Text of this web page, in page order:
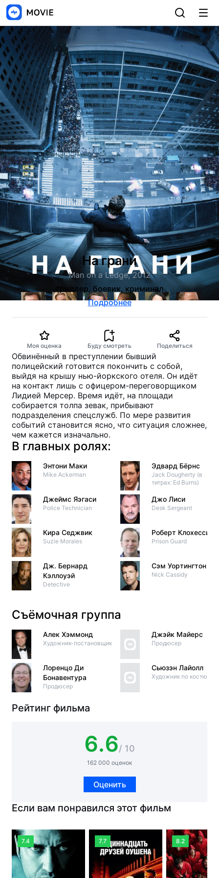
На грани
Man on a Ledge, 2012
триллер, боевик, криминал
Подробнее
Моя оценка Буду смотреть Поделиться
Обвинённый в преступлении бывший
полицейский готовится покончить с собой,
выйдя на крышу нью-йоркского отеля. Он идёт
на контакт лишь с офицером-переговорщиком
Лидией Мерсер. Время идёт, на площади
собирается толпа зевак, прибывают
подразделения спецслужб. По мере развития
событий становится ясно, что ситуация сложнее,
чем кажется изначально.
В главных ролях:
Энтони Маки
Mike Ackerman
Джеймс Яэгаси
Police Technician
Кира Седжвик
Suzie Morales
Дж. Бернард
Кэллоуэй
Detective
Эдвард Бёрнс
Jack Dougherty (в
титрах: Ed Burns)
Джо Лиси
Desk Sergeant
Роберт Клохесси
Prison Guard
Сэм Уортингтон
Nick Cassidy
Съёмочная группа
Алек Хэммонд
Художник-постановщик
Лоренцо Ди
Бонавентура
Продюсер
Джэйк Майерс
Продюсер
Сьюзэн Лайолл
Художник по костюмам
Рейтинг фильма
6.6/ 10
162 000 оценок
Оценить
Если вам понравился этот фильм
7.4 7.7 8.2